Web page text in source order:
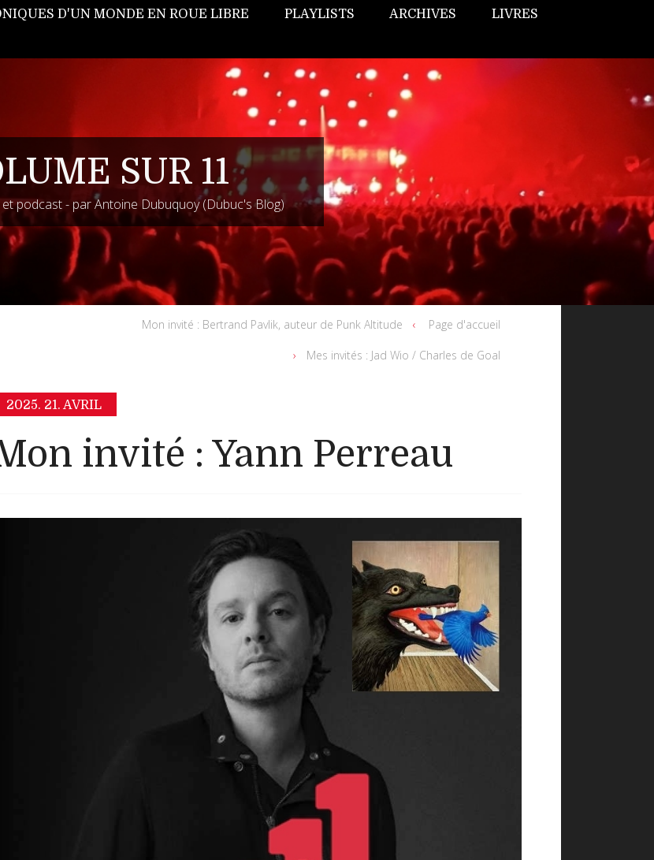
D'UN MONDE EN ROUE LIBRE PLAYLISTS ARCHIVES LIVRES
SUR 11
podcast - par Antoine Dubuquoy (Dubuc's Blog)
Mon invité : Bertrand Pavlik, auteur de Punk Altitude Page d'accueil
Mes invités : Jad Wio / Charles de Goal
2025. 21. AVRIL
invité : Yann Perreau